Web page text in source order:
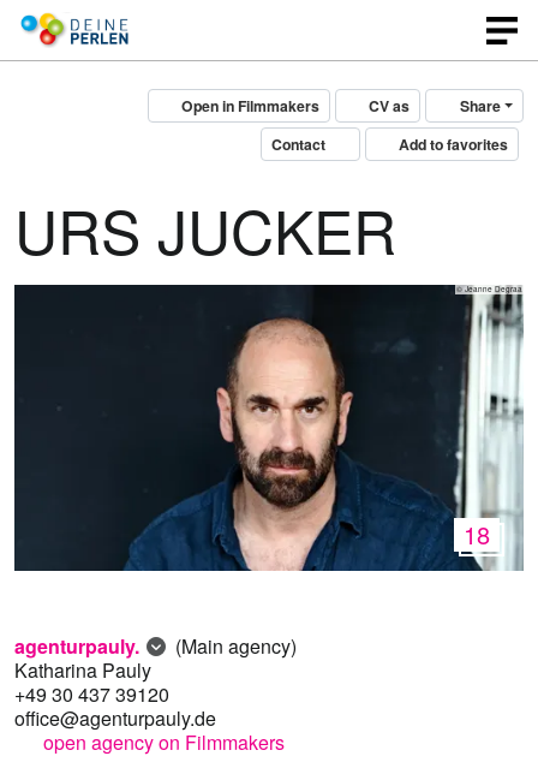
Share
CV as
Open in Filmmakers
Add to favorites
Contact
URS JUCKER
© Jeanne Degraa
18
agenturpauly.
(Main agency)
Katharina Pauly
+49 30 437 39120
office@agenturpauly.de
open agency on Filmmakers